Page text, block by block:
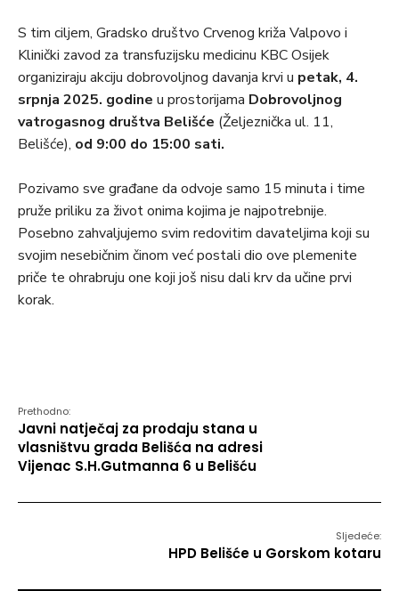
S tim ciljem, Gradsko društvo Crvenog križa Valpovo i
Klinički zavod za transfuzijsku medicinu KBC Osijek
organiziraju akciju dobrovoljnog davanja krvi u petak, 4.
srpnja 2025. godine u prostorijama Dobrovoljnog
vatrogasnog društva Belišće (Željeznička ul. 11,
Belišće), od 9:00 do 15:00 sati.
Pozivamo sve građane da odvoje samo 15 minuta i time
pruže priliku za život onima kojima je najpotrebnije.
Posebno zahvaljujemo svim redovitim davateljima koji su
svojim nesebičnim činom već postali dio ove plemenite
priče te ohrabruju one koji još nisu dali krv da učine prvi
korak.
Prethodno:
Javni natječaj za prodaju stana u
vlasništvu grada Belišća na adresi
Vijenac S.H.Gutmanna 6 u Belišću
Sljedeće:
HPD Belišće u Gorskom kotaru